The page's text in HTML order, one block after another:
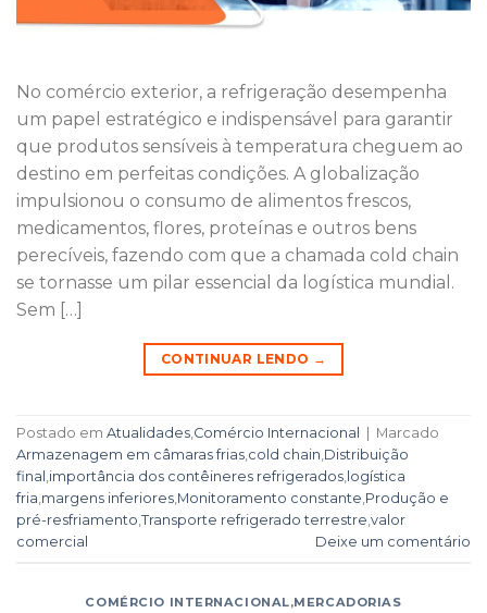
No comércio exterior, a refrigeração desempenha
um papel estratégico e indispensável para garantir
que produtos sensíveis à temperatura cheguem ao
destino em perfeitas condições. A globalização
impulsionou o consumo de alimentos frescos,
medicamentos, flores, proteínas e outros bens
perecíveis, fazendo com que a chamada cold chain
se tornasse um pilar essencial da logística mundial.
Sem […]
CONTINUAR LENDO →
Postado em Atualidades,Comércio Internacional
Marcado
Armazenagem em câmaras frias,cold chain,Distribuição
final ,importância dos contêineres refrigerados, logística
fria,margens inferiores,Monitoramento constante,Produção e
pré-resfriamento,Transporte refrigerado terrestre,valor
comercial
Deixe um comentário
COMÉRCIO INTERNACIONAL,MERCADORIAS